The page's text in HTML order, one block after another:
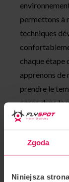
Zgoda
Niniejsza
permettons à
techniques
chaque étape
apprenons de
prendre le
corps dans la
quelque
Pendant